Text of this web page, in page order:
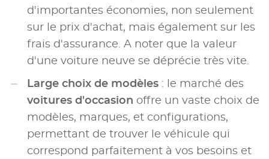
d'importantes économies, non seulement
sur le prix d'achat, mais également sur les
frais d'assurance. A noter que la valeur
d'une voiture neuve se déprécie très vite.
Large choix de modèles : le marché des
voitures d'occasion offre un vaste choix de
modèles, marques, et configurations,
permettant de trouver le véhicule qui
correspond parfaitement à vos besoins et